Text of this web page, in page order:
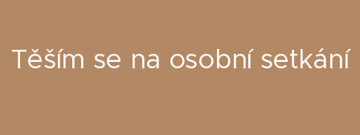
Těším se na osobní setkání